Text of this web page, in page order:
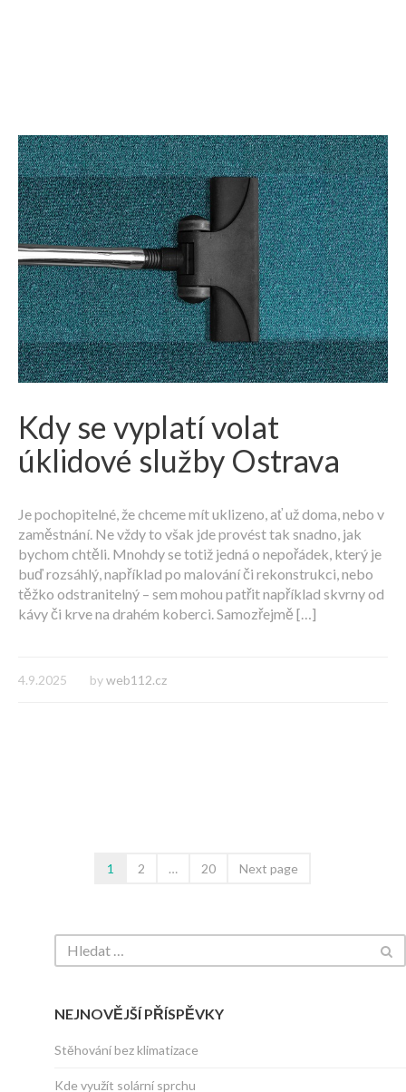
Kdy se vyplatí volat
úklidové služby Ostrava
Je pochopitelné, že chceme mít uklizeno, ať už doma, nebo v
zaměstnání. Ne vždy to však jde provést tak snadno, jak
bychom chtěli. Mnohdy se totiž jedná o nepořádek, který je
buď rozsáhlý, například po malování či rekonstrukci, nebo
těžko odstranitelný – sem mohou patřit například skvrny od
kávy či krve na drahém koberci. Samozřejmě […]
4.9.2025 byweb112.cz
1 2 … 20 Next page
NEJNOVĚJŠÍ PŘÍSPĚVKY
Stěhování bez klimatizace
Kde využít solární sprchu